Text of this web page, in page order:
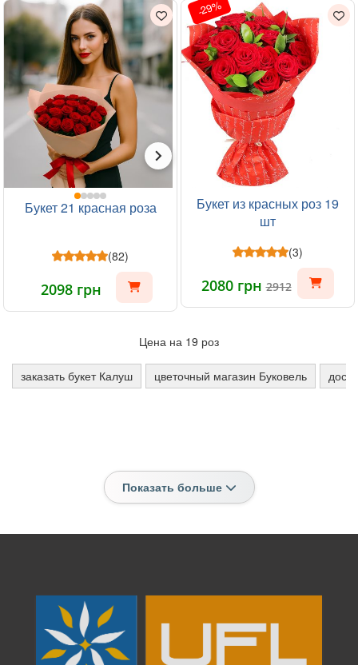
Букет 21 красная роза
(82)
2098 грн
-29%
Букет из красных роз 19
шт
(3)
2080 грн2912
Цена на 19 роз
заказать букет Калуш цветочный магазин Буковель
Показать больше